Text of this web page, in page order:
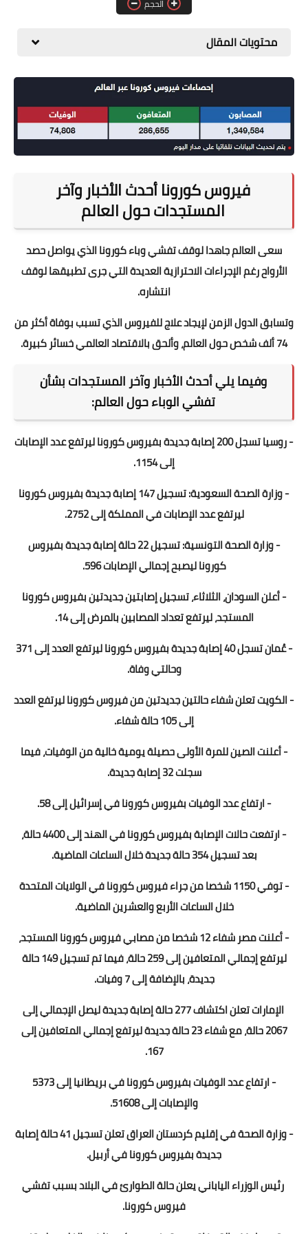
المطبخ
اقتصاد
سيارات
علوم وتكنولوجيا
وظائف خالية
عروض
الحجم
محتويات المقال
فيروس كورونا أحدث الأخبار وآخر
المستجدات حول العالم
سعى العالم جاهدا لوقف تفشي وباء كورونا الذي يواصل حصد
الأرواح رغم الإجراءات الاحترازية العديدة التي جرى تطبيقها لوقف
انتشاره.
وتسابق الدول الزمن لإيجاد علاج للفيروس الذي تسبب بوفاة أكثر من
74 ألف شخص حول العالم، وألحق بالاقتصاد العالمي خسائر كبيرة.
وفيما يلي أحدث الأخبار وآخر المستجدات بشأن
تفشي الوباء حول العالم:
- روسيا تسجل 200 إصابة جديدة بفيروس كورونا ليرتفع عدد الإصابات
إلى 1154.
- وزارة الصحة السعودية: تسجيل 147 إصابة جديدة بفيروس كورونا
ليرتفع عدد الإصابات في المملكة إلى 2752.
- وزارة الصحة التونسية: تسجيل 22 حالة إصابة جديدة بفيروس
كورونا ليصبح إجمالي الإصابات 596.
- أعلن السودان، الثلاثاء، تسجيل إصابتين جديدتين بفيروس كورونا
المستجد، ليرتفع تعداد المصابين بالمرض إلى 14.
- عُمان تسجل 40 إصابة جديدة بفيروس كورونا ليرتفع العدد إلى 371
وحالتي وفاة.
- الكويت تعلن شفاء حالتين جديدتين من فيروس كورونا ليرتفع العدد
إلى 105 حالة شفاء.
- أعلنت الصين للمرة الأولى حصيلة يومية خالية من الوفيات، فيما
سجلت 32 إصابة جديدة.
- ارتفاع عدد الوفيات بفيروس كورونا في إسرائيل إلى 58.
- ارتفعت حالات الإصابة بفيروس كورونا في الهند إلى 4400 حالة،
بعد تسجيل 354 حالة جديدة خلال الساعات الماضية.
- توفي 1150 شخصا من جراء فيروس كورونا في الولايات المتحدة
خلال الساعات الأربع والعشرين الماضية.
- أعلنت مصر شفاء 12 شخصا من مصابي فيروس كورونا المستجد،
ليرتفع إجمالي المتعافين إلى 259 حالة، فيما تم تسجيل 149 حالة
جديدة، بالإضافة إلى 7 وفيات.
الإمارات تعلن اكتشاف 277 حالة إصابة جديدة ليصل الإجمالي إلى
2067 حالة، مع شفاء 23 حالة جديدة ليرتفع إجمالي المتعافين إلى
167.
- ارتفاع عدد الوفيات بفيروس كورونا في بريطانيا إلى 5373
والإصابات إلى 51608.
- وزارة الصحة في إقليم كردستان العراق تعلن تسجيل 41 حالة إصابة
جديدة بفيروس كورونا في أربيل.
رئيس الوزراء الياباني يعلن حالة الطوارئ في البلاد بسبب تفشي
فيروس كورونا.